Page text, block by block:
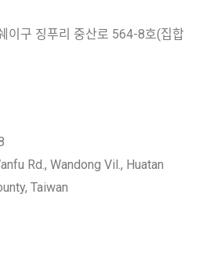
이구 징푸리 중산로 564-8호(집합
Rd., Wandong Vil., Huatan
Taiwan